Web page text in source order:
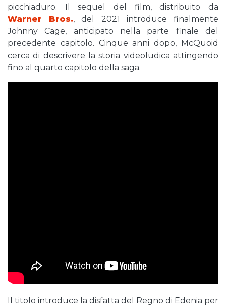
picchiaduro. Il sequel del film, distribuito da
Warner Bros., del 2021 introduce finalmente
Johnny Cage, anticipato nella parte finale del
precedente capitolo. Cinque anni dopo, McQuoid
cerca di descrivere la storia videoludica attingendo
fino al quarto capitolo della saga.
Il titolo introduce la disfatta del Regno di Edenia per